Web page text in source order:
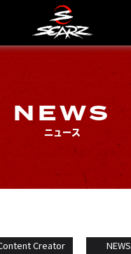
NEWS
ニュース
Creator NEWS